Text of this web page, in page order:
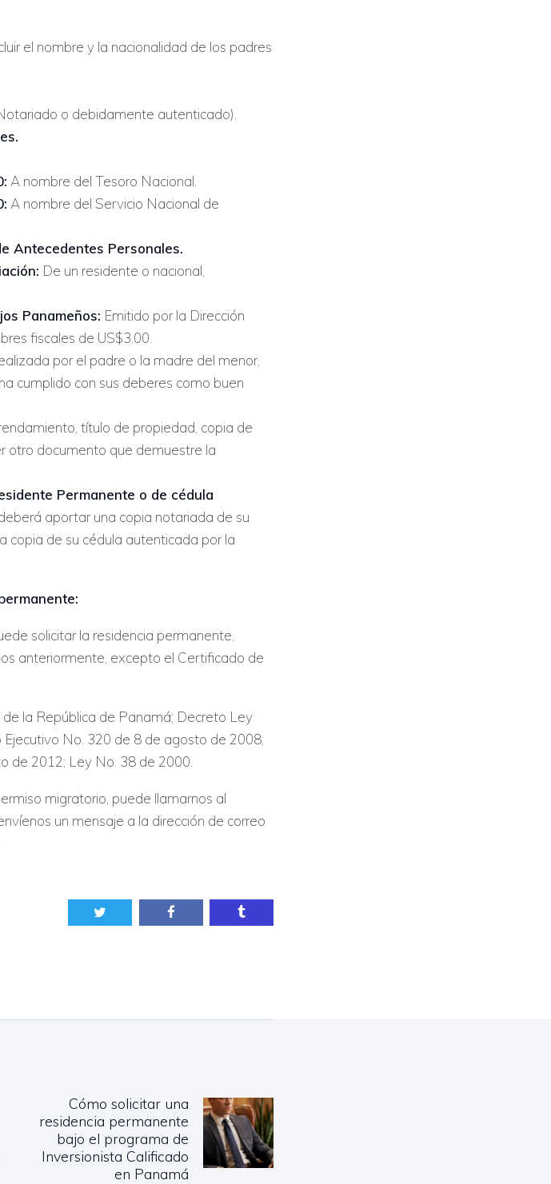
el nombre y la nacionalidad de los padres
o debidamente autenticado).
A nombre del Tesoro Nacional.
A nombre del Servicio Nacional de
Antecedentes Personales.
De un residente o nacional,
Panameños: Emitido por la Dirección
fiscales de US$3.00.
por el padre o la madre del menor,
cumplido con sus deberes como buen
título de propiedad, copia de
otro documento que demuestre la
Permanente o de cédula
aportar una copia notariada de su
copia de su cédula autenticada por la
solicitar la residencia permanente,
anteriormente, excepto el Certificado de
la República de Panamá; Decreto Ley
No. 320 de 8 de agosto de 2008;
de 2012; Ley No. 38 de 2000.
migratorio, puede llamarnos al
un mensaje a la dirección de correo
post:
Cómo solicitar una
residencia permanente
bajo el programa de
Inversionista Calificado
en Panamá